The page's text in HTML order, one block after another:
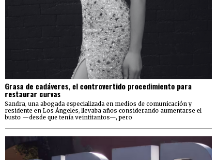
Grasa de cadáveres, el controvertido procedimiento para
restaurar curvas
Sandra, una abogada especializada en medios de comunicación y
residente en Los Ángeles, llevaba años considerando aumentarse el
busto —desde que tenía veintitantos—, pero